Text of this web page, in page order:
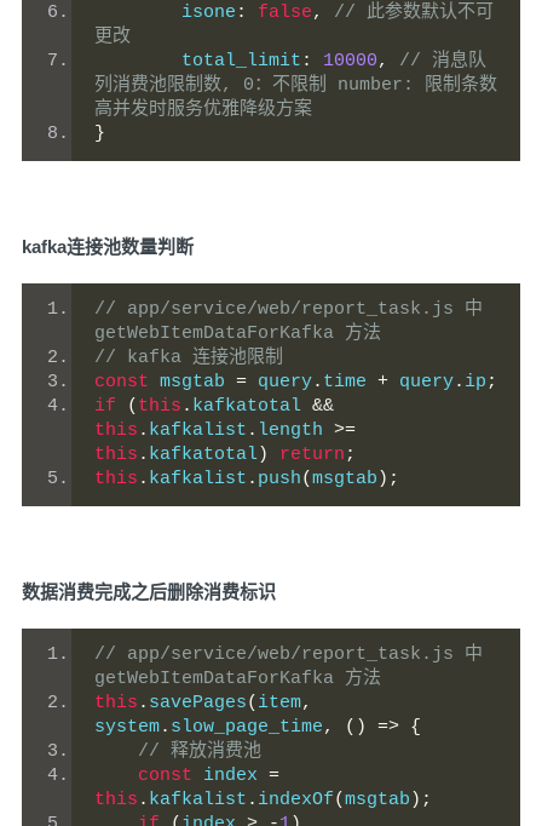
	isone
: false,
// 此参数默认不可
更改
	total_limit
: 10000,
// 消息队
列消费池限制数, 0：不限制 number: 限制条数
高并发时服务优雅降级方案
}
kafka连接池数量判断
// app/service/web/report_task.js 中
getWebItemDataForKafka 方法
// kafka 连接池限制
const msgtab = query. time + query. ip ;
if
( this . kafkatotal &&
this . kafkalist . length >=
this . kafkatotal) return ;
this . kafkalist . push(msgtab );
数据消费完成之后删除消费标识
// app/service/web/report_task.js 中
getWebItemDataForKafka 方法
this . savePages( item,
system. slow_page_time, () => {
// 释放消费池
const index =
this . kafkalist . indexOf(msgtab );